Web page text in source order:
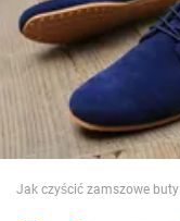
Wojna na Ukrainie
Świat
Jedzenie
Jak czyścić zamszowe buty